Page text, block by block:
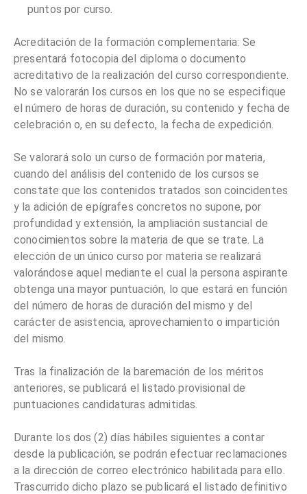
puntos por curso.
Acreditación de la formación complementaria: Se
presentará fotocopia del diploma o documento
acreditativo de la realización del curso correspondiente.
No se valorarán los cursos en los que no se especifique
el número de horas de duración, su contenido y fecha de
celebración o, en su defecto, la fecha de expedición.
Se valorará solo un curso de formación por materia,
cuando del análisis del contenido de los cursos se
constate que los contenidos tratados son coincidentes
y la adición de epígrafes concretos no supone, por
profundidad y extensión, la ampliación sustancial de
conocimientos sobre la materia de que se trate. La
elección de un único curso por materia se realizará
valorándose aquel mediante el cual la persona aspirante
obtenga una mayor puntuación, lo que estará en función
del número de horas de duración del mismo y del
carácter de asistencia, aprovechamiento o impartición
del mismo.
Tras la finalización de la baremación de los méritos
anteriores, se publicará el listado provisional de
puntuaciones candidaturas admitidas.
Durante los dos (2) días hábiles siguientes a contar
desde la publicación, se podrán efectuar reclamaciones
a la dirección de correo electrónico habilitada para ello.
Trascurrido dicho plazo se publicará el listado definitivo